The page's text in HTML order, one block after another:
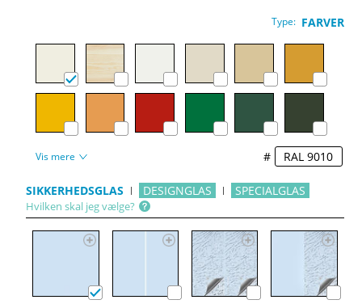
Type: FARVER
Vis mere #
SIKKERHEDSGLAS DESIGNGLAS SPECIALGLAS
Hvilken skal jeg vælge?